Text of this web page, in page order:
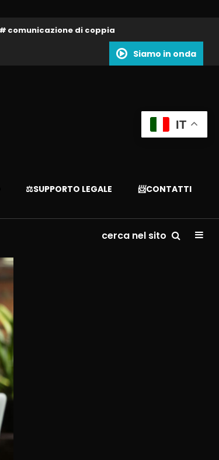
comunicazione di coppia
Siamo in onda
⚖️SUPPORTO LEGALE 📨CONTATTI
cerca nel sito
IT